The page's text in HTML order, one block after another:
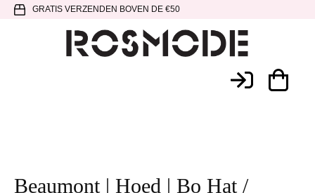
Spring
hoofdnavigatie
Door
SpringGRATIS VERZENDEN BOVEN DE €50
Beaumont | Hoed | Bo Hat /